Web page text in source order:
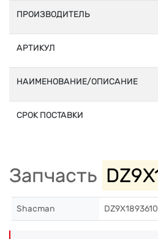
ПРОИЗВОДИТЕЛЬ
АРТИКУЛ
НАИМЕНОВАНИЕ/ОПИСАНИЕ
СРОК ПОСТАВКИ
Запчасть
Shacman